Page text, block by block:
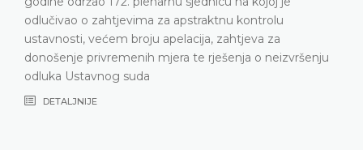
apstraktnu kontrolu
zahtjeva za
te rješenja o neizvršenju
DETALJNIJE